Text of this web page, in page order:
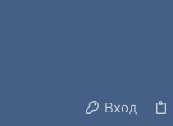
Вход